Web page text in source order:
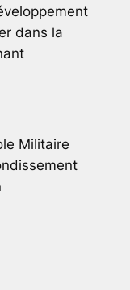
dans la
Militaire